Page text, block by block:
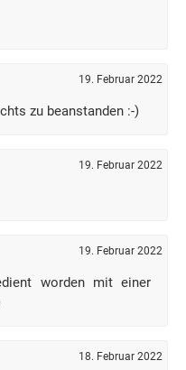
19. Februar 2022
zu beanstanden :-)
19. Februar 2022
19. Februar 2022
worden mit einer
18. Februar 2022